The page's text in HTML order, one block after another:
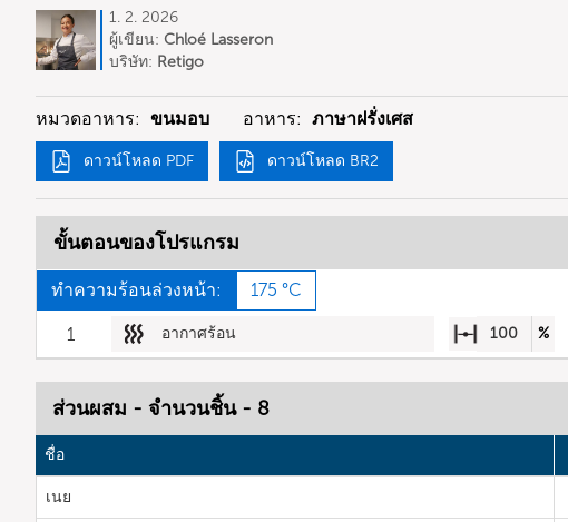
1. 2. 2026
ผู้เขียน: Chloé Lasseron
บริษัท: Retigo
หมวดอาหาร: ขนมอบ อาหาร: ภาษาฝรั่งเศส
ดาวน์โหลด PDF ดาวน์โหลด BR2
ขั้นตอนของโปรแกรม
ทำความร้อนล่วงหน้า: 175 °C
1 อากาศร้อน 100 %
ส่วนผสม - จำนวนชิ้น - 8
ชื่อ
เนย